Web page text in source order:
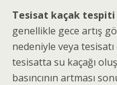
Tesisat kaçak tespiti
genellikle gece artış
nedeniyle veya
tesisatta su kaçağı
basıncının artması